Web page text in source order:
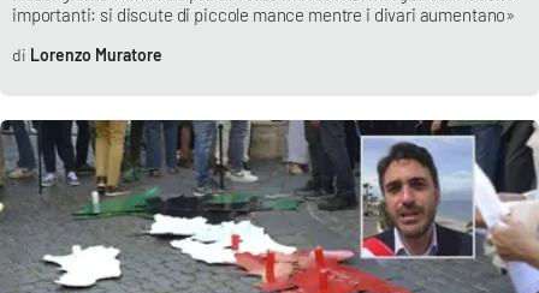
Crotone
Vibo Valentia
Reggio Calabria
Cosenza
Lamezia Terme
importanti: si discute di piccole mance mentre i divari aumentano»
Lorenzo Muratore